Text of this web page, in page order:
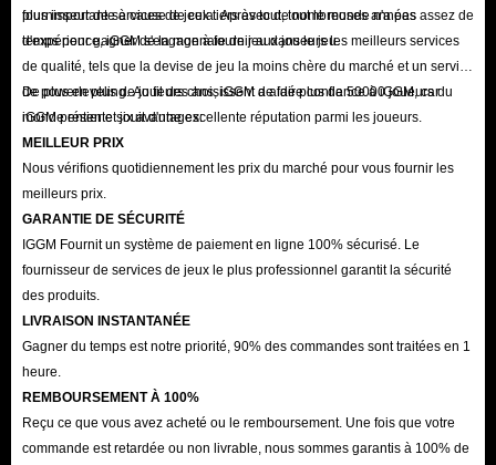
plus importante à cause de cela. Après tout, tout le monde n'a pas assez de
temps pour gagner de la monnaie de jeu dans le jeu.
fournisseur de services de jeux tiers avec de nombreuses années
d'expérience, iGGM s'engage à fournir aux joueurs les meilleurs services
de qualité, tels que la devise de jeu la moins chère du marché et un service
de powerleveling. Au fil des ans, iGGM a aidé plus de 50000 joueurs du
monde entier et jouit d'une excellente réputation parmi les joueurs.
De plus en plus de joueurs choisissent de faire confiance à iGGM, car
iGGM présente six avantages:
MEILLEUR PRIX
Nous vérifions quotidiennement les prix du marché pour vous fournir les
meilleurs prix.
GARANTIE DE SÉCURITÉ
IGGM Fournit un système de paiement en ligne 100% sécurisé. Le
fournisseur de services de jeux le plus professionnel garantit la sécurité
des produits.
LIVRAISON INSTANTANÉE
Gagner du temps est notre priorité, 90% des commandes sont traitées en 1
heure.
REMBOURSEMENT À 100%
Reçu ce que vous avez acheté ou le remboursement. Une fois que votre
commande est retardée ou non livrable, nous sommes garantis à 100% de